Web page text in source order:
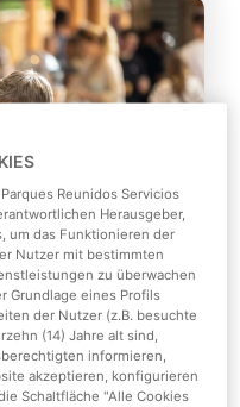
99€
Reunidos Servicios
Herausgeber,
um das Funktionieren der
Nutzer mit bestimmten
zu überwachen
Grundlage eines Profils
der Nutzer (z.B. besuchte
(14) Jahre alt sind,
informieren,
akzeptieren, konfigurieren
Schaltfläche "Alle Cookies